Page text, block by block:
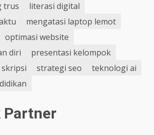
trus
literasi digital
mengatasi laptop lemot
optimasi website
diri
presentasi kelompok
skripsi strategi seo
teknologi ai
Partner